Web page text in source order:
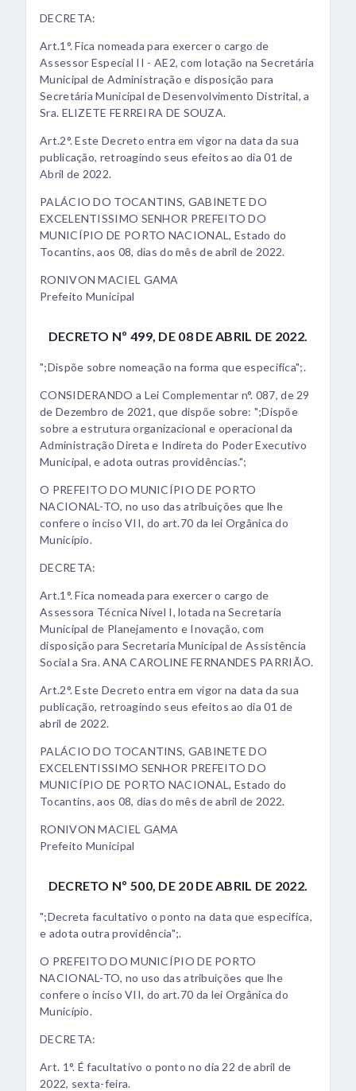
DECRETA:
Art.1°. Fica nomeada para exercer o cargo de
Assessor Especial II - AE2, com lotação na Secretária
Municipal de Administração e disposição para
Secretária Municipal de Desenvolvimento Distrital, a
Sra. ELIZETE FERREIRA DE SOUZA.
Art.2°. Este Decreto entra em vigor na data da sua
publicação, retroagindo seus efeitos ao dia 01 de
Abril de 2022.
PALÁCIO DO TOCANTINS, GABINETE DO
EXCELENTISSIMO SENHOR PREFEITO DO
MUNICÍPIO DE PORTO NACIONAL, Estado do
Tocantins, aos 08, dias do mês de abril de 2022.
RONIVON MACIEL GAMA
Prefeito Municipal
DECRETO Nº 499, DE 08 DE ABRIL DE 2022.
";Dispõe sobre nomeação na forma que especifica";.
CONSIDERANDO a Lei Complementar n°. 087, de 29
de Dezembro de 2021, que dispõe sobre: ";Dispõe
sobre a estrutura organizacional e operacional da
Administração Direta e Indireta do Poder Executivo
Municipal, e adota outras providências.";
O PREFEITO DO MUNICÍPIO DE PORTO
NACIONAL-TO, no uso das atribuições que lhe
confere o inciso VII, do art.70 da lei Orgânica do
Município.
DECRETA:
Art.1°. Fica nomeada para exercer o cargo de
Assessora Técnica Nível I, lotada na Secretaria
Municipal de Planejamento e Inovação, com
disposição para Secretaria Municipal de Assistência
Social a Sra. ANA CAROLINE FERNANDES PARRIÃO.
Art.2°. Este Decreto entra em vigor na data da sua
publicação, retroagindo seus efeitos ao dia 01 de
abril de 2022.
PALÁCIO DO TOCANTINS, GABINETE DO
EXCELENTISSIMO SENHOR PREFEITO DO
MUNICÍPIO DE PORTO NACIONAL, Estado do
Tocantins, aos 08, dias do mês de abril de 2022.
RONIVON MACIEL GAMA
Prefeito Municipal
DECRETO Nº 500, DE 20 DE ABRIL DE 2022.
";Decreta facultativo o ponto na data que especifica,
e adota outra providência";.
O PREFEITO DO MUNICÍPIO DE PORTO
NACIONAL-TO, no uso das atribuições que lhe
confere o inciso VII, do art.70 da lei Orgânica do
Município.
DECRETA:
Art. 1°. É facultativo o ponto no dia 22 de abril de
2022, sexta-feira.